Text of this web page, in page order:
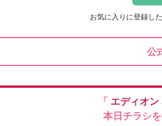
お気に入りに登録し
公
「 エディオン
本日チラシ